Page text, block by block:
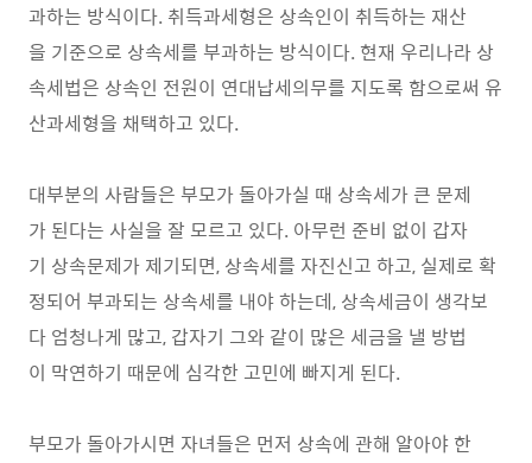
과하는 방식이다. 취득과세형은 상속인이 취득하는 재산
을 기준으로 상속세를 부과하는 방식이다. 현재 우리나라 상
속세법은 상속인 전원이 연대납세의무를 지도록 함으로써 유
산과세형을 채택하고 있다.
대부분의 사람들은 부모가 돌아가실 때 상속세가 큰 문제
가 된다는 사실을 잘 모르고 있다. 아무런 준비 없이 갑자
기 상속문제가 제기되면, 상속세를 자진신고 하고, 실제로 확
정되어 부과되는 상속세를 내야 하는데, 상속세금이 생각보
다 엄청나게 많고, 갑자기 그와 같이 많은 세금을 낼 방법
이 막연하기 때문에 심각한 고민에 빠지게 된다.
부모가 돌아가시면 자녀들은 먼저 상속에 관해 알아야 한